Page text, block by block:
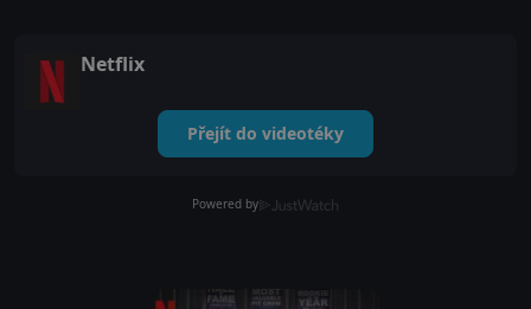
Netflix
Přejít do videotéky
Powered by